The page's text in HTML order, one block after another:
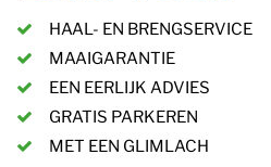
HAAL- EN BRENGSERVICE
MAAIGARANTIE
EEN EERLIJK ADVIES
GRATIS PARKEREN
MET EEN GLIMLACH